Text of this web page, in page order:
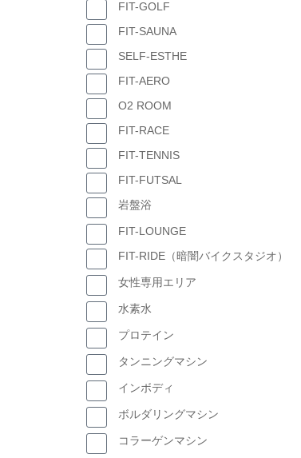
FIT-GOLF
FIT-SAUNA
SELF-ESTHE
FIT-AERO
O2 ROOM
FIT-RACE
FIT-TENNIS
FIT-FUTSAL
岩盤浴
FIT-LOUNGE
FIT-RIDE（暗闇バイクスタジオ）
女性専用エリア
水素水
プロテイン
タンニングマシン
インボディ
ボルダリングマシン
コラーゲンマシン